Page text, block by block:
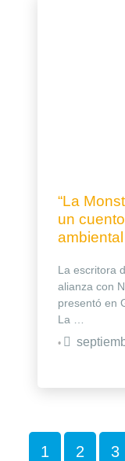
“La
un
La escritora
alianza con
presentó en
La …
•
1 2 3